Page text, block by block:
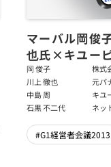
マーバル岡俊
也氏×キユー
業転換と新た
岡 俊子
株式
川上 徹也
元パ
中島 周
キユ
石黒 不二代
ネッ
#G1経営者会議2013